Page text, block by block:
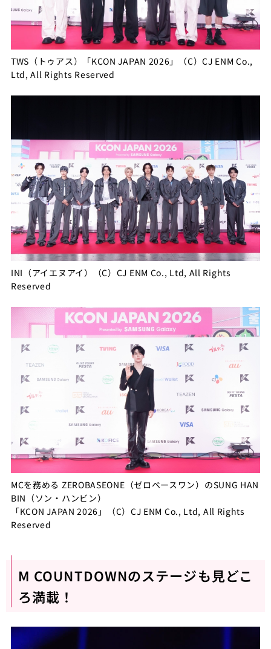
TWS（トゥアス）「KCON JAPAN 2026」（C）CJ ENM Co.,
Ltd, All Rights Reserved
INI（アイエヌアイ）（C）CJ ENM Co., Ltd, All Rights
Reserved
MCを務める ZEROBASEONE（ゼロベースワン）のSUNG HAN
BIN（ソン・ハンビン）
「KCON JAPAN 2026」（C）CJ ENM Co., Ltd, All Rights
Reserved
M COUNTDOWNのステージも見どこ
ろ満載！